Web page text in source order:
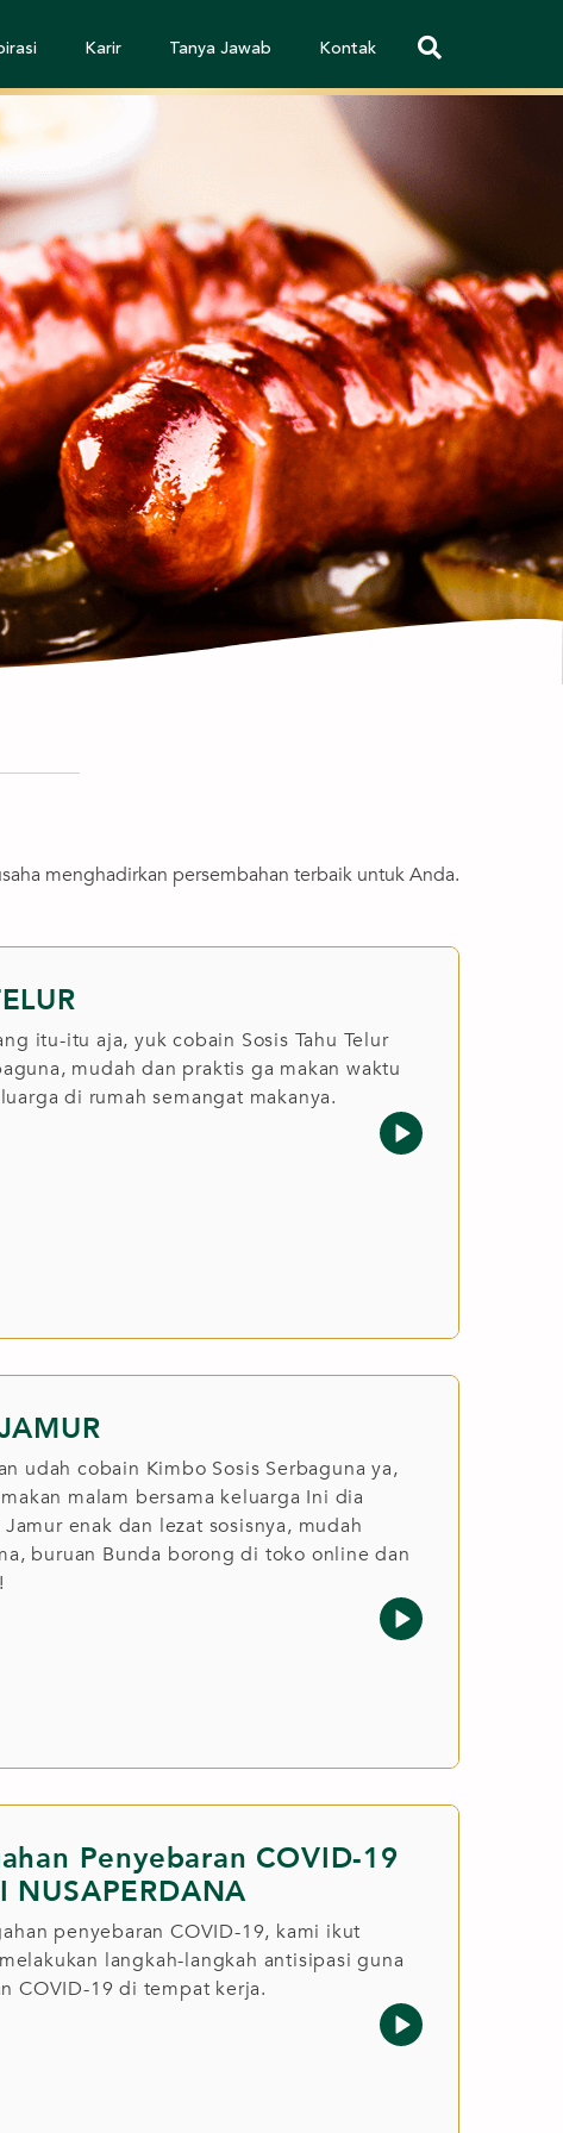
Karir Tanya Jawab Kontak
menghadirkan persembahan terbaik untuk Anda.
itu-itu aja, yuk cobain Sosis Tahu Telur
mudah dan praktis ga makan waktu
di rumah semangat makanya.
udah cobain Kimbo Sosis Serbaguna ya,
malam bersama keluarga Ini dia
enak dan lezat sosisnya, mudah
buruan Bunda borong di toko online dan
Penyebaran COVID-19
NUSAPERDANA
penyebaran COVID-19, kami ikut
langkah-langkah antisipasi guna
COVID-19 di tempat kerja.